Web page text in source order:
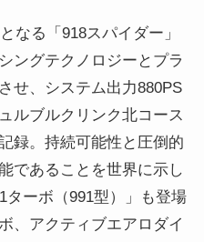
なる「918スパイダー」
ングテクノロジーとプラ
せ、システム出力880PS
ルブルクリンク北コース
録。持続可能性と圧倒的
であることを世界に示し
ターボ（991型）」も登場
、アクティブエアロダイ